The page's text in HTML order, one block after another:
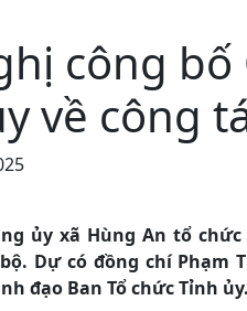
công bố
về công
ủy xã Hùng An tổ
Dự có đồng chí Phạm
đạo Ban Tổ chức Tỉnh ủy.